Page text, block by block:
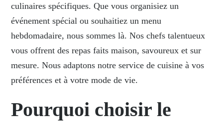
culinaires spécifiques. Que vous organisiez un
événement spécial ou souhaitiez un menu
hebdomadaire, nous sommes là. Nos chefs talentueux
vous offrent des repas faits maison, savoureux et sur
mesure. Nous adaptons notre service de cuisine à vos
préférences et à votre mode de vie.
Pourquoi choisir le